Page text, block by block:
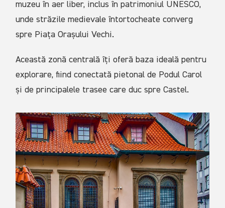
muzeu în aer liber, inclus în patrimoniul UNESCO,
unde străzile medievale întortocheate converg
spre Piața Orașului Vechi.
Această zonă centrală îți oferă baza ideală pentru
explorare, fiind conectată pietonal de Podul Carol
și de principalele trasee care duc spre Castel.